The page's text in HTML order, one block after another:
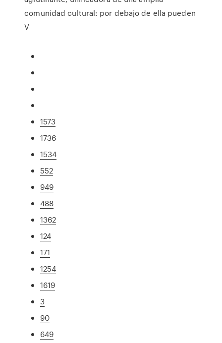
comunidad cultural: por debajo de ella pueden
V
1573
1736
1534
552
949
488
1362
124
171
1254
1619
3
90
649